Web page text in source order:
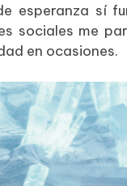
esperanza sí
sociales me
en ocasiones.